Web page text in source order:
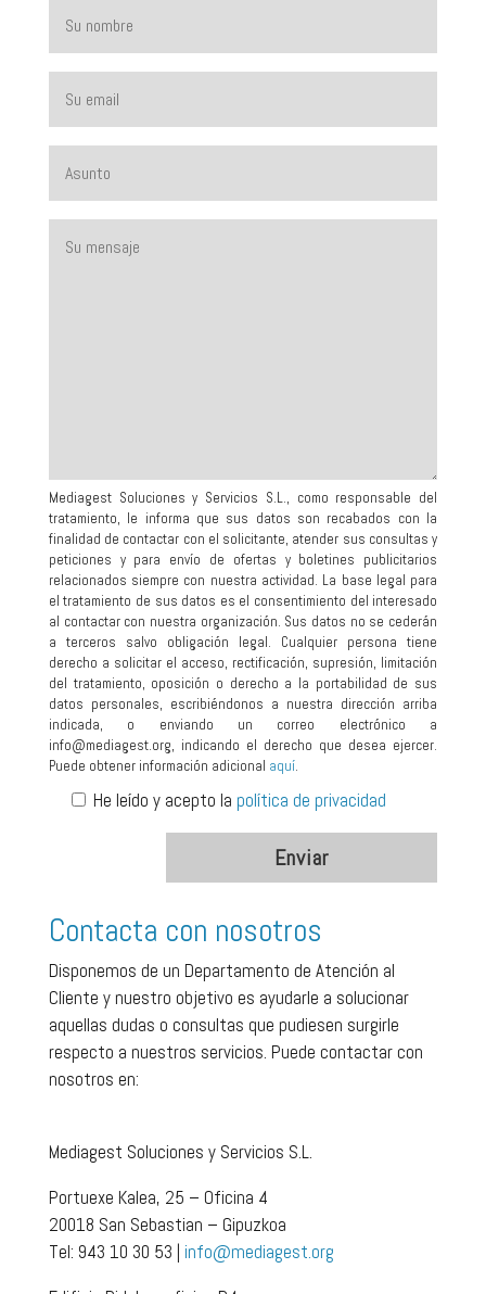
Mediagest Soluciones y Servicios S.L., como responsable del
tratamiento, le informa que sus datos son recabados con la
finalidad de contactar con el solicitante, atender sus consultas y
peticiones y para envío de ofertas y boletines publicitarios
relacionados siempre con nuestra actividad. La base legal para
el tratamiento de sus datos es el consentimiento del interesado
al contactar con nuestra organización. Sus datos no se cederán
a terceros salvo obligación legal. Cualquier persona tiene
derecho a solicitar el acceso, rectificación, supresión, limitación
del tratamiento, oposición o derecho a la portabilidad de sus
datos personales, escribiéndonos a nuestra dirección arriba
indicada, o enviando un correo electrónico a
info@mediagest.org, indicando el derecho que desea ejercer.
Puede obtener información adicional aquí.
He leído y acepto la política de privacidad
Contacta con nosotros
Disponemos de un Departamento de Atención al
Cliente y nuestro objetivo es ayudarle a solucionar
aquellas dudas o consultas que pudiesen surgirle
respecto a nuestros servicios. Puede contactar con
nosotros en:
Mediagest Soluciones y Servicios S.L.
Portuexe Kalea, 25 – Oficina 4
20018 San Sebastian – Gipuzkoa
Tel: 943 10 30 53 | info@mediagest.org